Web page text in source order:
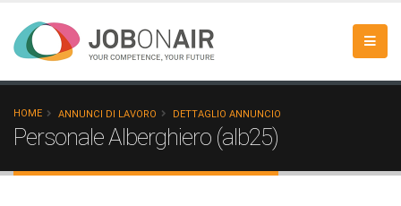
HOME ANNUNCI DI LAVORO DETTAGLIO ANNUNCIO
Personale Alberghiero (alb25)